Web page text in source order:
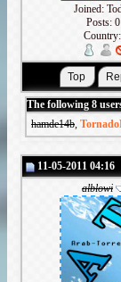
Joined:
Posts: 0
Country:
The following 8
hamde14b,
11-05-2011 04:16
alblowi